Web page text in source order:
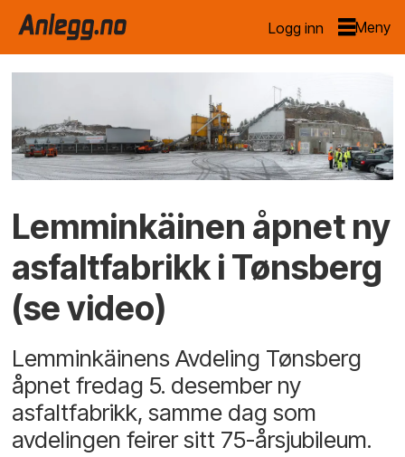
Logg inn
Lemminkäinen åpnet ny
asfaltfabrikk i Tønsberg
(se video)
Lemminkäinens Avdeling Tønsberg
åpnet fredag 5. desember ny
asfaltfabrikk, samme dag som
avdelingen feirer sitt 75-årsjubileum.